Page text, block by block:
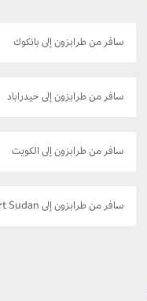
سافر من طرابزون إلى بانكوك
سافر من طرابزون إلى حيدراباد
سافر من طرابزون إلى الكويت
سافر من طرابزون إلى Port Sudan